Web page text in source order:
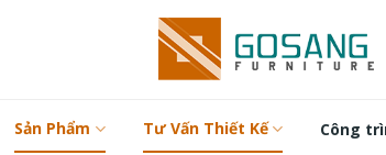
Sản Phẩm Tư Vấn Thiết Kế Công